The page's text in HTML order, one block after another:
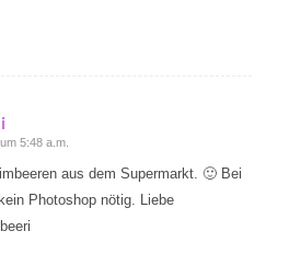
5:48 a.m.
aus dem Supermarkt. 🙂 Bei
Photoshop nötig. Liebe